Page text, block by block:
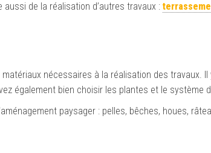
aussi de la réalisation d’autres travaux :
nécessaires à la réalisation des travaux. Il
également bien choisir les plantes et le système
paysager : pelles, bêches, houes,